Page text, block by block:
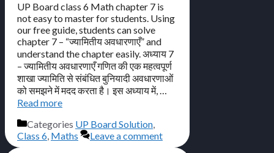
UP Board class 6 Math chapter 7 is
not easy to master for students. Using
our free guide, students can solve
chapter 7 – “ज्यामितीय अवधारणाएँ” and
understand the chapter easily. अध्याय 7
– ज्यामितीय अवधारणाएँ गणित की एक महत्वपूर्ण
शाखा ज्यामिति से संबंधित बुनियादी अवधारणाओं
को समझने में मदद करता है। इस अध्याय में, …
Read more
Categories UP Board Solution,
Class 6, Maths Leave a comment